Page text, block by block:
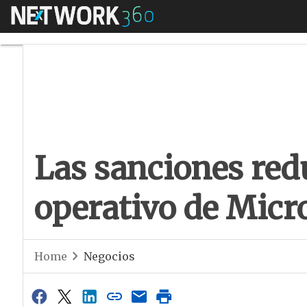
Menú
Las sanciones
operativo de
Home Negocios